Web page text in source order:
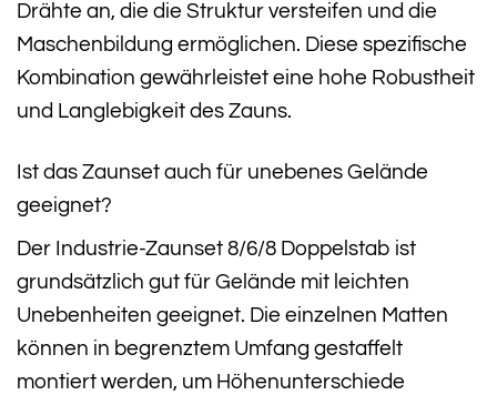
Drähte an, die die Struktur versteifen und die
Maschenbildung ermöglichen. Diese spezifische
Kombination gewährleistet eine hohe Robustheit
und Langlebigkeit des Zauns.
Ist das Zaunset auch für unebenes Gelände
geeignet?
Der Industrie-Zaunset 8/6/8 Doppelstab ist
grundsätzlich gut für Gelände mit leichten
Unebenheiten geeignet. Die einzelnen Matten
können in begrenztem Umfang gestaffelt
montiert werden, um Höhenunterschiede